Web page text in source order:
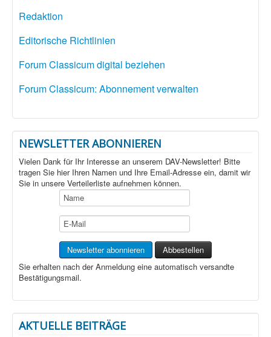
Redaktion
Editorische Richtlinien
Forum Classicum digital beziehen
Forum Classicum: Abonnement verwalten
NEWSLETTER ABONNIEREN
Vielen Dank für Ihr Interesse an unserem DAV-Newsletter! Bitte
tragen Sie hier Ihren Namen und Ihre Email-Adresse ein, damit wir
Sie in unsere Verteilerliste aufnehmen können.
Sie erhalten nach der Anmeldung eine automatisch versandte
Bestätigungsmail.
AKTUELLE BEITRÄGE